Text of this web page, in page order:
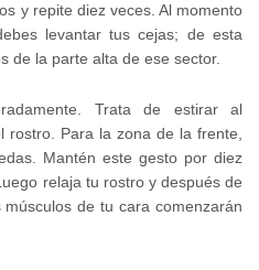
y repite diez veces. Al momento
levantar tus cejas; de esta
de la parte alta de ese sector.
Trata de estirar al
rostro. Para la zona de la frente,
Mantén este gesto por diez
relaja tu rostro y después de
de tu cara comenzarán